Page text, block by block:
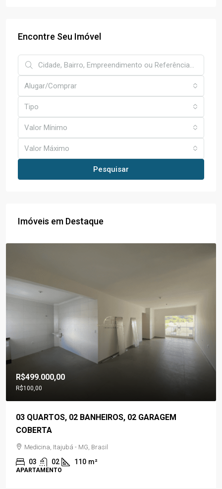
Encontre Seu Imóvel
Alugar/Comprar
Tipo
Valor Mínimo
Valor Máximo
Pesquisar
Imóveis em Destaque
R$499.000,00
R$100,00
03 QUARTOS, 02 BANHEIROS, 02 GARAGEM
COBERTA
Medicina, Itajubá - MG, Brasil
03 02 110 m²
APARTAMENTO